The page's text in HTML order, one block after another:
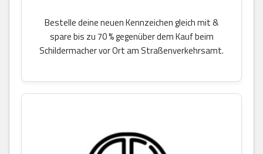
Bestelle deine neuen Kennzeichen gleich mit &
spare bis zu 70 % gegenüber dem Kauf beim
Schildermacher vor Ort am Straßenverkehrsamt.